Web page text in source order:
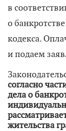
в
о
кодекса.
и подаем
согласно
дела о
жительства